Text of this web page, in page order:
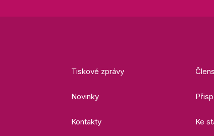
Tiskové zprávy
Novinky
Kontakty Ke